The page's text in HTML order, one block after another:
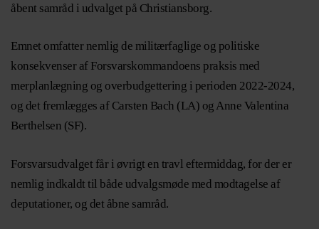
åbent samråd i udvalget på Christiansborg.
Emnet omfatter nemlig de militærfaglige og politiske
konsekvenser af Forsvarskommandoens praksis med
merplanlægning og overbudgettering i perioden 2022-2024,
og det fremlægges af Carsten Bach (LA) og Anne Valentina
Berthelsen (SF).
Forsvarsudvalget får i øvrigt en travl eftermiddag, for der er
nemlig indkaldt til både udvalgsmøde med modtagelse af
deputationer, og det åbne samråd.